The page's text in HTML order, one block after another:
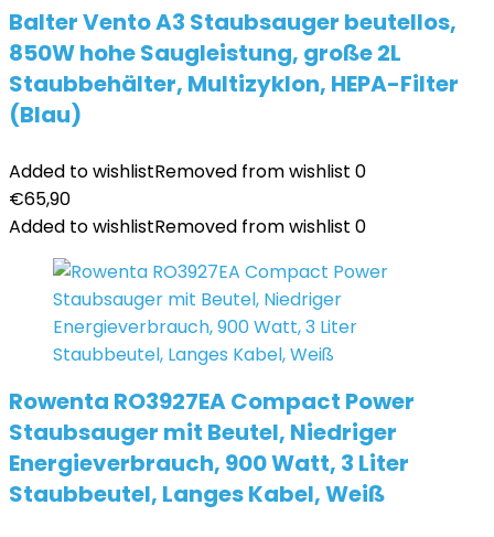
Balter Vento A3 Staubsauger beutellos,
850W hohe Saugleistung, große 2L
Staubbehälter, Multizyklon, HEPA-Filter
(Blau)
Added to wishlistRemoved from wishlist 0
€65,90
Added to wishlistRemoved from wishlist 0
Rowenta RO3927EA Compact Power
Staubsauger mit Beutel, Niedriger
Energieverbrauch, 900 Watt, 3 Liter
Staubbeutel, Langes Kabel, Weiß